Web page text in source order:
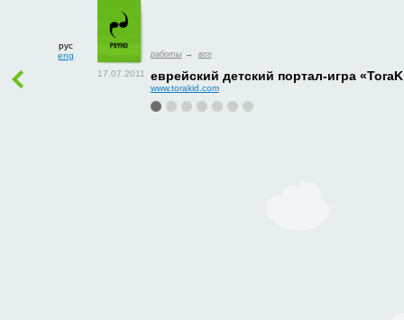
рус
eng
еврейский детский портал-игра
www.torakid.com
работы→ все